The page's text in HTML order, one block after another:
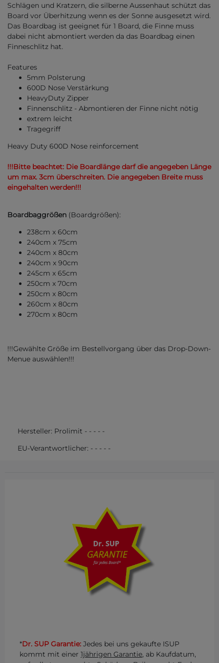
Schlägen und Kratzern, die silberne Aussenhaut schützt das
Board vor Überhitzung wenn es der Sonne ausgesetzt wird.
Das Boardbag ist geeignet für 1 Board, die Finne muss
dabei nicht abmontiert werden da das Boardbag einen
Finneschlitz hat.
Features
5mm Polsterung
600D Nose Verstärkung
HeavyDuty Zipper
Finnenschlitz - Abmontieren der Finne nicht nötig
extrem leicht
Tragegriff
Heavy Duty 600D Nose reinforcement
!!!Bitte beachtet: Die Boardlänge darf die angegeben Länge
um max. 3cm überschreiten. Die angegeben Breite muss
eingehalten werden!!!
Boardbaggrößen (Boardgrößen):
238cm x 60cm
240cm x 75cm
240cm x 80cm
240cm x 90cm
245cm x 65cm
250cm x 70cm
250cm x 80cm
260cm x 80cm
270cm x 80cm
!!!Gewählte Größe im Bestellvorgang über das Drop-Down-
Menue auswählen!!!
Hersteller: Prolimit - - - - -
EU-Verantwortlicher: - - - - -
*Dr. SUP Garantie: Jedes bei uns gekaufte ISUP
kommt mit einer 1jährigen Garantie, ab Kaufdatum,